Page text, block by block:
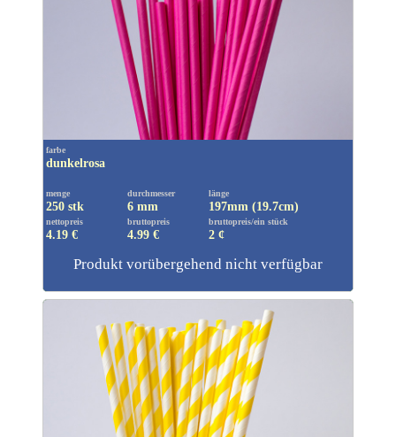
farbe
dunkelrosa
menge
250 stk
durchmesser
6 mm
länge
197mm (19.7cm)
nettopreis
4.19 €
bruttopreis
4.99 €
bruttopreis/ein stück
2 ¢
Produkt vorübergehend nicht verfügbar